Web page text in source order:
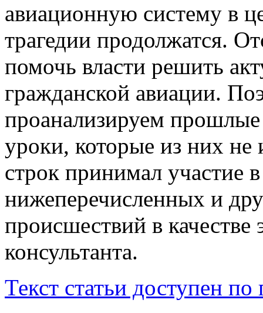
авиационную систему в
трагедии продолжатся.
помочь власти решить
гражданской авиации.
проанализируем
уроки, которые из них не
строк принимал участие
нижеперечисленных и
происшествий в качестве
консультанта.
Текст статьи доступен по